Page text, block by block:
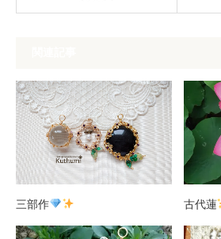
三部作 古代蓮